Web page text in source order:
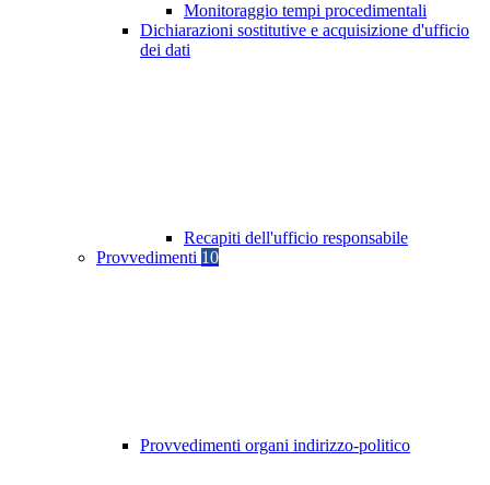
Monitoraggio tempi procedimentali
Dichiarazioni sostitutive e acquisizione d'ufficio
dei dati
Recapiti dell'ufficio responsabile
Provvedimenti 10
Provvedimenti organi indirizzo-politico